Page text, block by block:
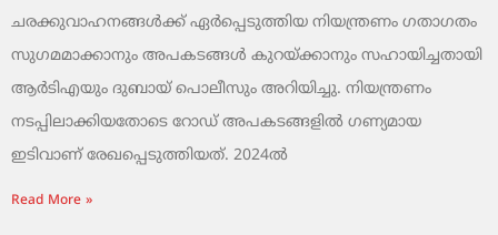
ചരക്കുവാഹനങ്ങൾക്ക് ഏർപ്പെടുത്തിയ നിയന്ത്രണം ഗതാഗതം
സുഗമമാക്കാനും അപകടങ്ങൾ കുറയ്ക്കാനും സഹായിച്ചതായി
ആർടിഎയും ദുബായ് പൊലീസും അറിയിച്ചു. നിയന്ത്രണം
നടപ്പിലാക്കിയതോടെ റോഡ് അപകടങ്ങളിൽ ഗണ്യമായ
ഇടിവാണ് രേഖപ്പെടുത്തിയത്. 2024ൽ
Read More »